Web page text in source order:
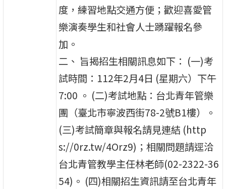
度，練習地點交通方便；歡迎喜愛管
樂演奏學生和社會人士踴躍報名參
加。
二、 旨揭招生相關訊息如下： (一)考
試時間：112年2月4日 (星期六）下午
7:00 。 (二)考試地點：台北青年管樂
團（臺北市寧波西街78-2號B1樓）。
(三)考試簡章與報名請見連結 (http
s://0rz.tw/4Orz9)；相關問題請逕洽
台北青管教學主任林老師(02-2322-36
54)。 (四)相關招生資訊請至台北青年